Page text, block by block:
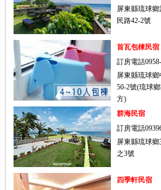
屏東縣琉球鄉
民路42-2號
首瓦包棟民宿
訂房電話
屏東縣琉球
50-2號(琉球
方)
群海民宿
訂房電話
屏東縣琉球鄉
之3號
四季軒民宿